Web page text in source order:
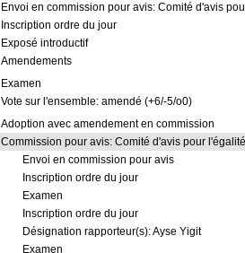
Envoi en commission pour avis: Comité d'avis
Inscription ordre du jour
Exposé introductif
Amendements
Examen
Vote sur l'ensemble: amendé (+6/-5/o0)
Adoption avec amendement en commission
Commission pour avis: Comité d'avis pour
Envoi en commission pour avis
Inscription ordre du jour
Examen
Inscription ordre du jour
Désignation rapporteur(s): Ayse Yigit
Examen